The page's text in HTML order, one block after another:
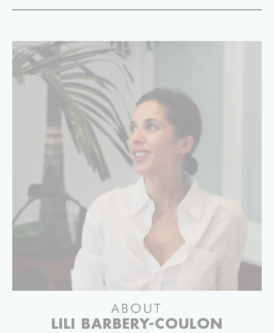
ABOUT
LILI BARBERY-COULON